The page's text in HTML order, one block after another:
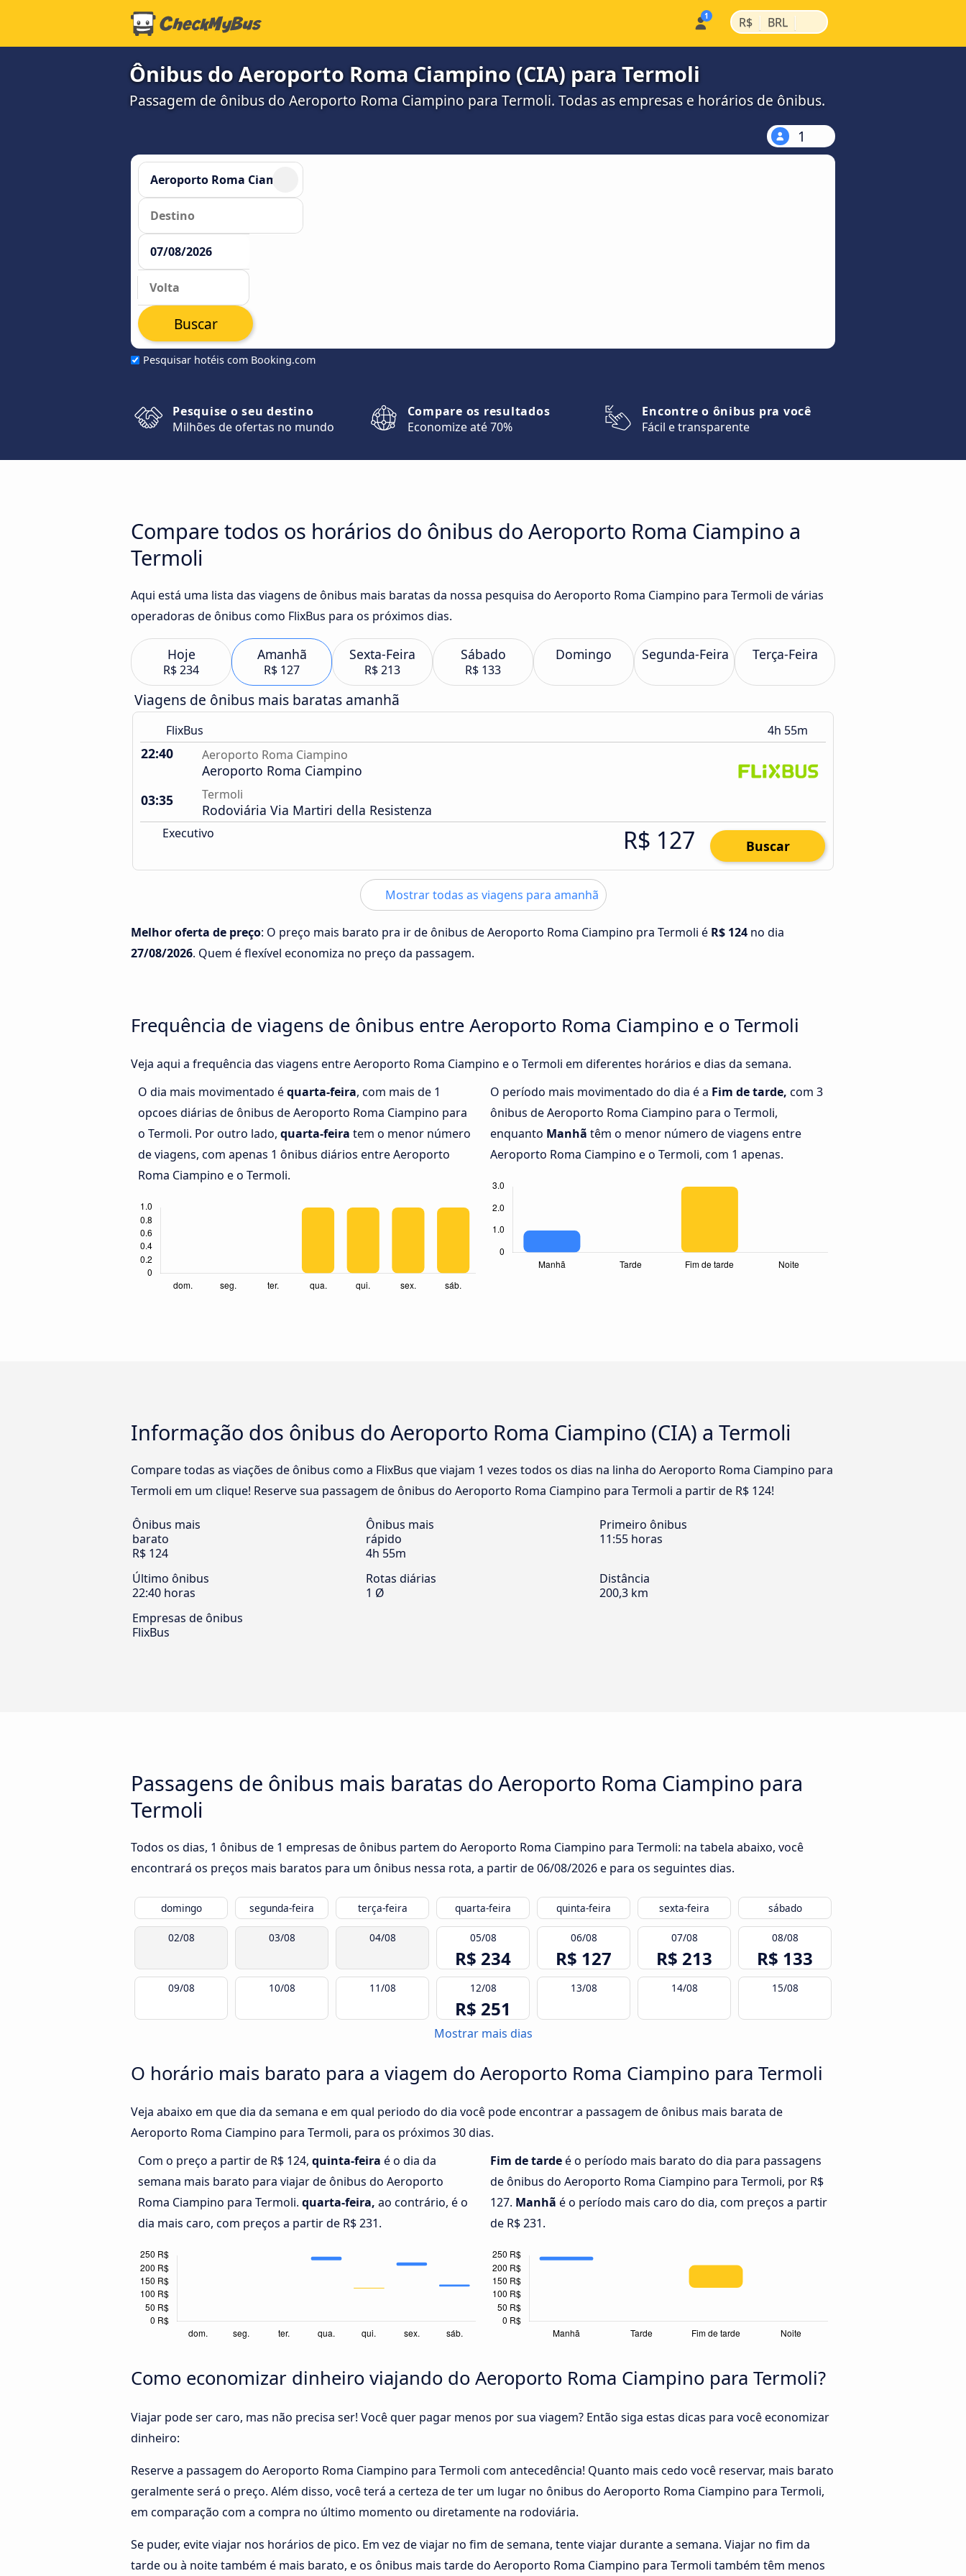
R$ | BRL |
Ônibus do Aeroporto Roma Ciampino (CIA) para Termoli
Passagem de ônibus do Aeroporto Roma Ciampino para Termoli. Todas as empresas e horários de ônibus.
1
Pesquisar hotéis com Booking.com
Buscar
Pesquise o seu destino
Milhões de ofertas no mundo
Compare os resultados
Economize até 70%
Encontre o ônibus pra você
Fácil e transparente
Compare todos os horários do ônibus do Aeroporto Roma Ciampino a
Termoli
Aqui está uma lista das viagens de ônibus mais baratas da nossa pesquisa do Aeroporto Roma Ciampino para Termoli de várias
operadoras de ônibus como FlixBus para os próximos dias.
Hoje
R$ 234
Amanhã
R$ 127
Sexta-Feira
R$ 213
Sábado
R$ 133
Domingo Segunda-Feira Terça-Feira
Viagens de ônibus mais baratas amanhã
FlixBus 4h 55m
22:40 Aeroporto Roma Ciampino
Aeroporto Roma Ciampino
03:35
Termoli
Rodoviária Via Martiri della Resistenza
Executivo R$ 127 Buscar
Mostrar todas as viagens para amanhã
Melhor oferta de preço: O preço mais barato pra ir de ônibus de Aeroporto Roma Ciampino pra Termoli é R$ 124 no dia
27/08/2026. Quem é flexível economiza no preço da passagem.
Frequência de viagens de ônibus entre Aeroporto Roma Ciampino e o Termoli
Veja aqui a frequência das viagens entre Aeroporto Roma Ciampino e o Termoli em diferentes horários e dias da semana.
O dia mais movimentado équarta-feira, com mais de 1
opcoes diárias de ônibus de Aeroporto Roma Ciampino para
o Termoli. Por outro lado, quarta-feira tem o menor número
de viagens, com apenas 1 ônibus diários entre Aeroporto
Roma Ciampino e o Termoli.
O período mais movimentado do dia é a Fim de tarde, com 3
ônibus de Aeroporto Roma Ciampino para o Termoli,
enquanto Manhã têm o menor número de viagens entre
Aeroporto Roma Ciampino e o Termoli, com 1 apenas.
Informação dos ônibus do Aeroporto Roma Ciampino (CIA) a Termoli
Compare todas as viações de ônibus como a FlixBus que viajam 1 vezes todos os dias na linha do Aeroporto Roma Ciampino para
Termoli em um clique! Reserve sua passagem de ônibus do Aeroporto Roma Ciampino para Termoli a partir de R$ 124!
Ônibus mais
barato
R$ 124
Ônibus mais
rápido
4h 55m
Primeiro ônibus
11:55 horas
Último ônibus
22:40 horas
Rotas diárias
1 Ø
Distância
200,3 km
Empresas de ônibus
FlixBus
Passagens de ônibus mais baratas do Aeroporto Roma Ciampino para
Termoli
Todos os dias, 1 ônibus de 1 empresas de ônibus partem do Aeroporto Roma Ciampino para Termoli: na tabela abaixo, você
encontrará os preços mais baratos para um ônibus nessa rota, a partir de06/08/2026e para os seguintes dias.
domingo segunda-feira terça-feira quarta-feira quinta-feira sexta-feira sábado
02/08 03/08 04/08 05/08
R$ 234
06/08
R$ 127
07/08
R$ 213
08/08
R$ 133
09/08 10/08 11/08 12/08
R$ 251
13/08 14/08 15/08
Mostrar mais dias
O horário mais barato para a viagem do Aeroporto Roma Ciampino para Termoli
Veja abaixo em que dia da semana e em qual periodo do dia você pode encontrar a passagem de ônibus mais barata de
Aeroporto Roma Ciampino para Termoli, para os próximos 30 dias.
Com o preço a partir de R$ 124, quinta-feira é o dia da
semana mais barato para viajar de ônibus do Aeroporto
Roma Ciampino para Termoli. quarta-feira, ao contrário, é o
dia mais caro, com preços a partir de R$ 231.
Fim de tardeé o período mais barato do dia para passagens
de ônibus do Aeroporto Roma Ciampino para Termoli, por R$
127. Manhã é o período mais caro do dia, com preços a partir
de R$ 231.
Como economizar dinheiro viajando do Aeroporto Roma Ciampino para Termoli?
Viajar pode ser caro, mas não precisa ser! Você quer pagar menos por sua viagem? Então siga estas dicas para você economizar
dinheiro:
Reserve a passagem do Aeroporto Roma Ciampino para Termoli com antecedência! Quanto mais cedo você reservar, mais barato
geralmente será o preço. Além disso, você terá a certeza de ter um lugar no ônibus do Aeroporto Roma Ciampino para Termoli,
em comparação com a compra no último momento ou diretamente na rodoviária.
Se puder, evite viajar nos horários de pico. Em vez de viajar no fim de semana, tente viajar durante a semana. Viajar no fim da
tarde ou à noite também é mais barato, e os ônibus mais tarde do Aeroporto Roma Ciampino para Termoli também têm menos